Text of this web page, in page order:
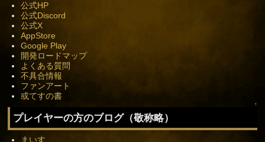
公式HP
公式Discord
公式X
AppStore
Google Play
開発ロードマップ
よくある質問
不具合情報
ファンアート
或てすの書
↑
プレイヤーの方のブログ（敬称略）
まいす